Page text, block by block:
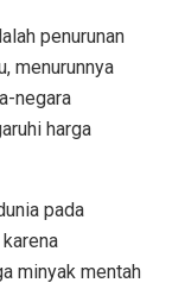
penurunan
menurunnya
negara
harga
pada
minyak mentah